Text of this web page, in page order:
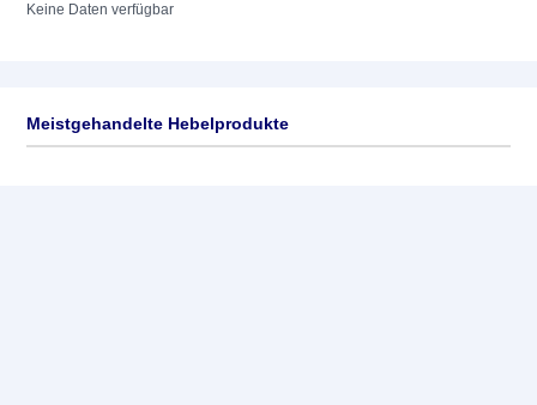
Keine Daten verfügbar
Meistgehandelte Hebelprodukte